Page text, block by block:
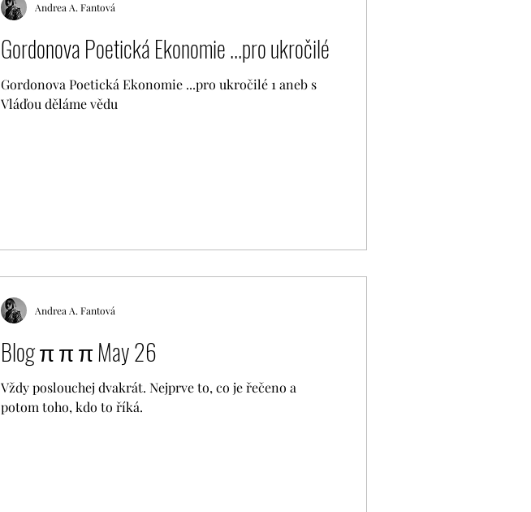
Gordonova Poetická Ekonomie ...pro ukročilé
Gordonova Poetická Ekonomie ...pro ukročilé 1 aneb s
Vláďou děláme vědu
Andrea A. Fantová
Blog π π π May 26
Vždy poslouchej dvakrát. Nejprve to, co je řečeno a
potom toho, kdo to říká.
Andrea A. Fantová